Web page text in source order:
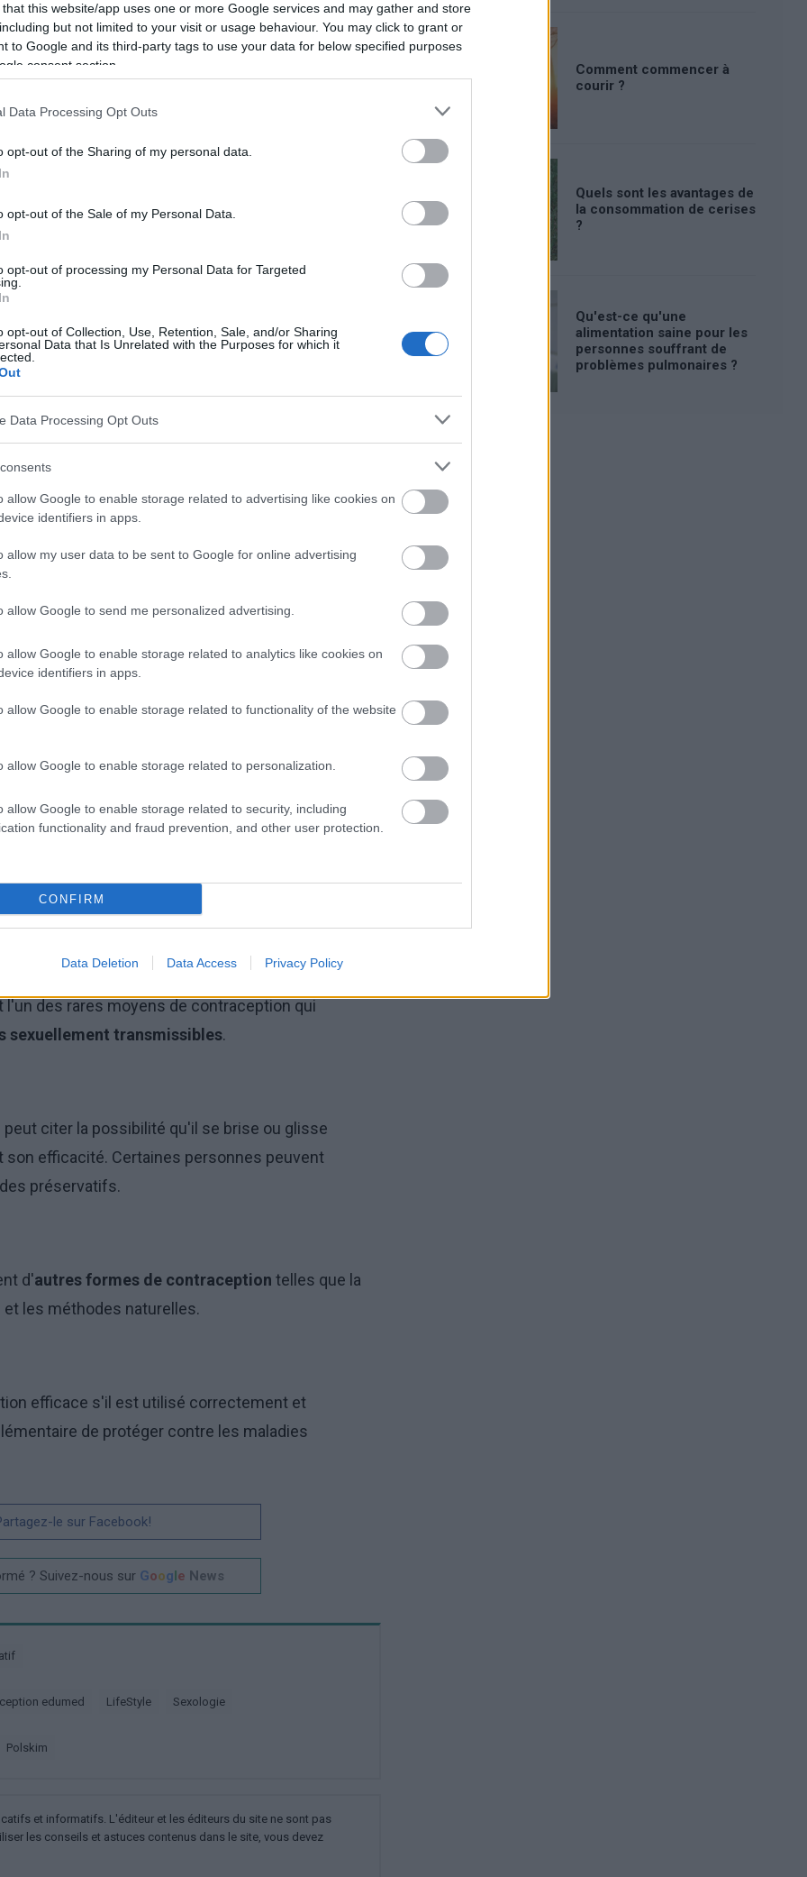
that this website/app uses one or more Google services and may gather and store
but not limited to your visit or usage behaviour. You may click to grant or
to Google and its third-party tags to use your data for below specified purposes
consent section.
Data Processing Opt Outs
opt-out of the Sharing of my personal data.
opt-out of the Sale of my Personal Data.
opt-out of processing my Personal Data for Targeted
opt-out of Collection, Use, Retention, Sale, and/or Sharing
Data that Is Unrelated with the Purposes for which it
Data Processing Opt Outs
allow Google to enable storage related to advertising like cookies on
identifiers in apps.
allow my user data to be sent to Google for online advertising
allow Google to send me personalized advertising.
allow Google to enable storage related to analytics like cookies on
identifiers in apps.
allow Google to enable storage related to functionality of the website
allow Google to enable storage related to personalization.
allow Google to enable storage related to security, including
functionality and fraud prevention, and other user protection.
CONFIRM
Data Deletion Data Access Privacy Policy
contraception, mais aussi un moyen de prévenir la
Cependant, sa fonction principale est
les spermatozoïdes de pénétrer dans l'appareil
de
contraception mécanique
qui n'affecte pas
de la grossesse est estimée à environ85-98%.
d'autres formes de contraception peut
relativement peu coûteux et ne nécessitent pas
des rares moyens de contraception qui
sexuellement transmissibles.
citer la possibilité qu'il se brise ou glisse
efficacité. Certaines personnes peuvent
préservatifs.
d'autres formes de contraception telles que la
et les méthodes naturelles.
efficace s'il est utilisé correctement et
de protéger contre les maladies
le sur Facebook!
? Suivez-nous sur Google News
edumed LifeStyle Sexologie
polskim
et informatifs. L'éditeur et les éditeurs du site ne sont pas
les conseils et astuces contenus dans le site, vous devez
Comment commencer à
courir ?
Quels sont les avantages de
la consommation de cerises
?
Qu'est-ce qu'une
alimentation saine pour les
personnes souffrant de
problèmes pulmonaires ?
Publicité: